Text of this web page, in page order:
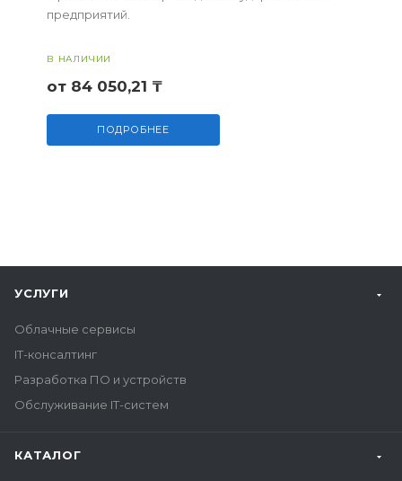
предприятий.
В НАЛИЧИИ
от 84 050,21 ₸
ПОДРОБНЕЕ
УСЛУГИ
Облачные сервисы
IT-консалтинг
Разработка ПО и устройств
Обслуживание IT-систем
КАТАЛОГ